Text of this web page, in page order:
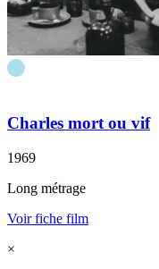
Charles mort ou vif
1969
Long métrage
Voir fiche film
×